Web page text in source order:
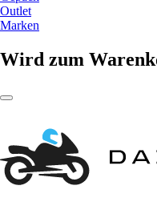
Outlet
Marken
Wird zum